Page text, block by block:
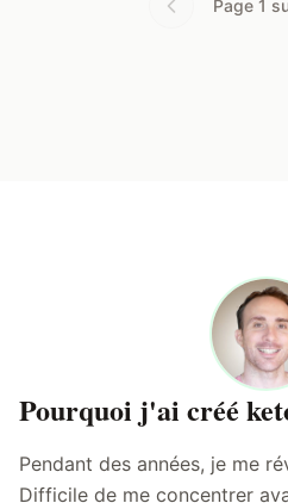
Page 1
Pourquoi j'ai créé
Pendant des années, je me
Difficile de me concentrer